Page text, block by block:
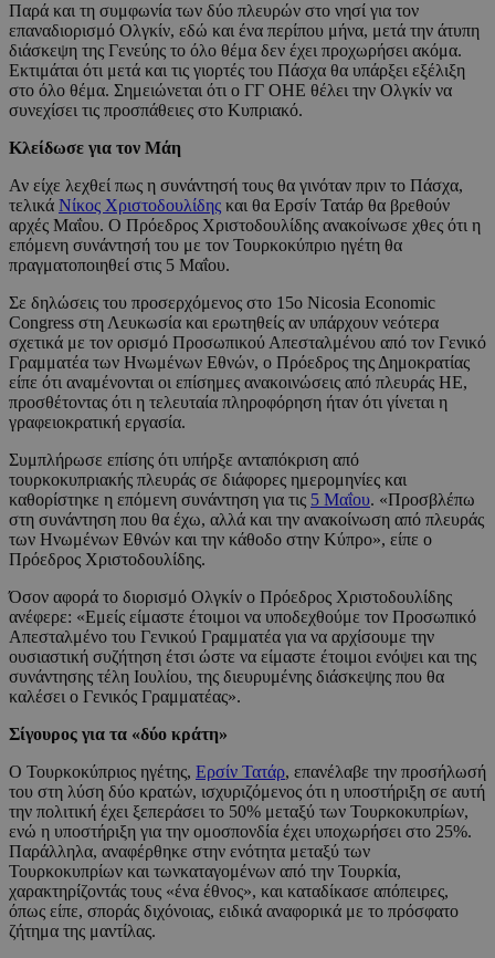
Παρά και τη συμφωνία των δύο πλευρών στο νησί για τον
επαναδιορισμό Ολγκίν, εδώ και ένα περίπου μήνα, μετά την άτυπη
διάσκεψη της Γενεύης το όλο θέμα δεν έχει προχωρήσει ακόμα.
Εκτιμάται ότι μετά και τις γιορτές του Πάσχα θα υπάρξει εξέλιξη
στο όλο θέμα. Σημειώνεται ότι ο ΓΓ ΟΗΕ θέλει την Ολγκίν να
συνεχίσει τις προσπάθειες στο Κυπριακό.
Κλείδωσε για τον Μάη
Αν είχε λεχθεί πως η συνάντησή τους θα γινόταν πριν το Πάσχα,
τελικά Νίκος Χριστοδουλίδης και θα Ερσίν Τατάρ θα βρεθούν
αρχές Μαΐου. Ο Πρόεδρος Χριστοδουλίδης ανακοίνωσε χθες ότι η
επόμενη συνάντησή του με τον Τουρκοκύπριο ηγέτη θα
πραγματοποιηθεί στις 5 Μαΐου.
Σε δηλώσεις του προσερχόμενος στο 15ο Nicosia Economic
Congress στη Λευκωσία και ερωτηθείς αν υπάρχουν νεότερα
σχετικά με τον ορισμό Προσωπικού Απεσταλμένου από τον Γενικό
Γραμματέα των Ηνωμένων Εθνών, ο Πρόεδρος της Δημοκρατίας
είπε ότι αναμένονται οι επίσημες ανακοινώσεις από πλευράς ΗΕ,
προσθέτοντας ότι η τελευταία πληροφόρηση ήταν ότι γίνεται η
γραφειοκρατική εργασία.
Συμπλήρωσε επίσης ότι υπήρξε ανταπόκριση από
τουρκοκυπριακής πλευράς σε διάφορες ημερομηνίες και
καθορίστηκε η επόμενη συνάντηση για τις 5 Μαΐου. «Προσβλέπω
στη συνάντηση που θα έχω, αλλά και την ανακοίνωση από πλευράς
των Ηνωμένων Εθνών και την κάθοδο στην Κύπρο», είπε ο
Πρόεδρος Χριστοδουλίδης.
Όσον αφορά το διορισμό Ολγκίν ο Πρόεδρος Χριστοδουλίδης
ανέφερε: «Εμείς είμαστε έτοιμοι να υποδεχθούμε τον Προσωπικό
Απεσταλμένο του Γενικού Γραμματέα για να αρχίσουμε την
ουσιαστική συζήτηση έτσι ώστε να είμαστε έτοιμοι ενόψει και της
συνάντησης τέλη Ιουλίου, της διευρυμένης διάσκεψης που θα
καλέσει ο Γενικός Γραμματέας».
Σίγουρος για τα «δύο κράτη»
Ο Τουρκοκύπριος ηγέτης, Ερσίν Τατάρ, επανέλαβε την προσήλωσή
του στη λύση δύο κρατών, ισχυριζόμενος ότι η υποστήριξη σε αυτή
την πολιτική έχει ξεπεράσει το 50% μεταξύ των Τουρκοκυπρίων,
ενώ η υποστήριξη για την ομοσπονδία έχει υποχωρήσει στο 25%.
Παράλληλα, αναφέρθηκε στην ενότητα μεταξύ των
Τουρκοκυπρίων και τωνκαταγομένων από την Τουρκία,
χαρακτηρίζοντάς τους «ένα έθνος», και καταδίκασε απόπειρες,
όπως είπε, σποράς διχόνοιας, ειδικά αναφορικά με το πρόσφατο
ζήτημα της μαντίλας.